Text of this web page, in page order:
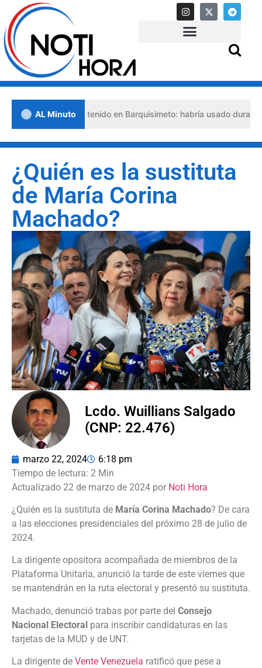
AL Minuto
abogado detenido en Barquisimeto: habría usado durante 13
¿Quién es la sustituta
de María Corina
Machado?
Lcdo. Wuillians Salgado
(CNP: 22.476)
marzo 22, 2024 6:18 pm
Actualizado 22 de marzo de 2024 por Noti Hora
¿Quién es la sustituta de María Corina Machado? De cara
a las elecciones presidenciales del próximo 28 de julio de
2024.
La dirigente opositora acompañada de miembros de la
Plataforma Unitaria, anunció la tarde de este viernes que
se mantendrán en la ruta electoral y presentó su sustituta.
Machado, denunció trabas por parte del Consejo
Nacional Electoral para inscribir candidaturas en las
tarjetas de la MUD y de UNT.
La dirigente de Vente Venezuela ratificó que pese a